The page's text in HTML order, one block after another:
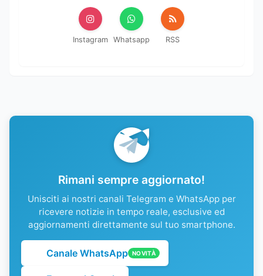
Instagram Whatsapp RSS
Rimani sempre aggiornato!
Unisciti ai nostri canali Telegram e WhatsApp per
ricevere notizie in tempo reale, esclusive ed
aggiornamenti direttamente sul tuo smartphone.
Canale WhatsApp NOVITÀ